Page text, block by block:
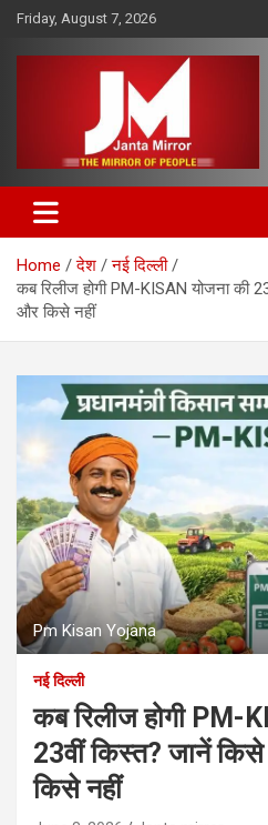
Skip
content
Friday, August 7, 2026
Janta Mirror
Home देश
नई दिल्ली
कब रिलीज होगी PM-KISAN योजना की
और किसे नहीं
Pm Kisan Yojana
नई दिल्ली
कब रिलीज होगी PM-
23वीं किस्त? जानें
किसे नहीं